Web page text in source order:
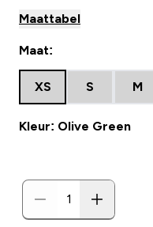
Maattabel
Maat:
XS S M
Kleur: Olive Green